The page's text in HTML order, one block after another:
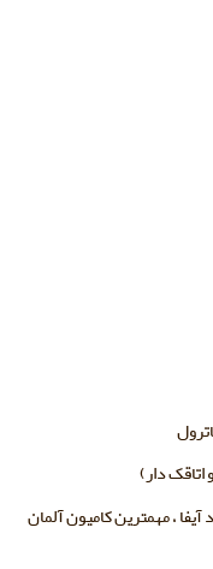
دار)
، مهمترین کامیون آلمان